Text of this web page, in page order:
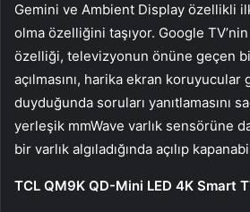
Gemini ve Ambient Display özellikli
olma özelliğini taşıyor. Google TV’nin
özelliği, televizyonun önüne geçen
açılmasını, harika ekran
duyduğunda soruları yanıtlamasını
yerleşik mmWave varlık sensörüne
bir varlık algıladığında açılıp
TCL QM9K QD-Mini LED 4K Smart